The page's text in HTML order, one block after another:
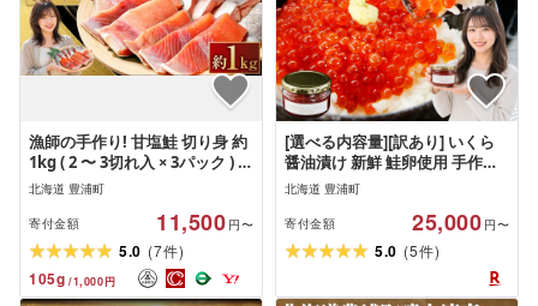
漁師の手作り! 甘塩鮭 切り身 約
1kg ( 2 〜 3切れ入 × 3パック ) 甘
塩仕上げ 小分け さけ サケ 鮭 秋
鮭 魚 魚介類 魚介 魚類 海鮮 甘味
旨味 国産 北海道産 冷凍
北海道 豊浦町
寄付金額 11,500 円〜
5.0 (7件)
105g /1,000円
[選べる内容量][訳あり] いくら
醤油漬け 新鮮 鮭卵使用 手作り
1瓶180g 2瓶〜12瓶 計360g〜計
2.16kg 噴火湾 優しい醤油とみ
りんの味 イクラ 鮭卵 魚卵 魚介
類 水産物 醤油漬 ごはんのお供
ご飯のお供 冷凍 北海道 豊浦町
北海道 豊浦町
寄付金額 25,000 円〜
5.0 (5件)